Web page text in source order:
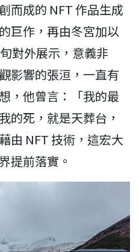
而成的 NFT 作品生成
巨作，再由冬宮加以
對外展示，意義非
影響的張洹，一直有
，他曾言：「我的最
的死，就是天葬台，
由 NFT 技術，這宏大
提前落實。